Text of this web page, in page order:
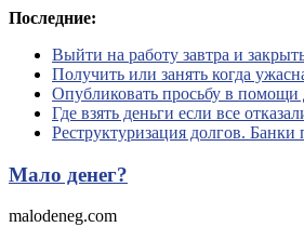
Перейти
содержимому
Последние:
Выйти на работу завтра и
Получить или занять когда
Опубликовать просьбу в помощи
Где взять деньги если все
Реструктуризация долгов. Банки
Мало денег?
malodeneg.com